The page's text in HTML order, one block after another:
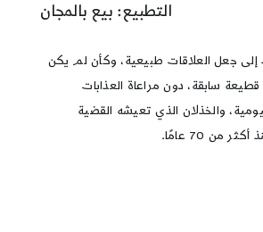
التطبيع: بيع بالمجان
إلى جعل العلاقات طبيعية، وكأن لم يكن
سابقة، دون مراعاة العذابات
والخذلان الذي تعيشه القضية
من 70 عامًا.